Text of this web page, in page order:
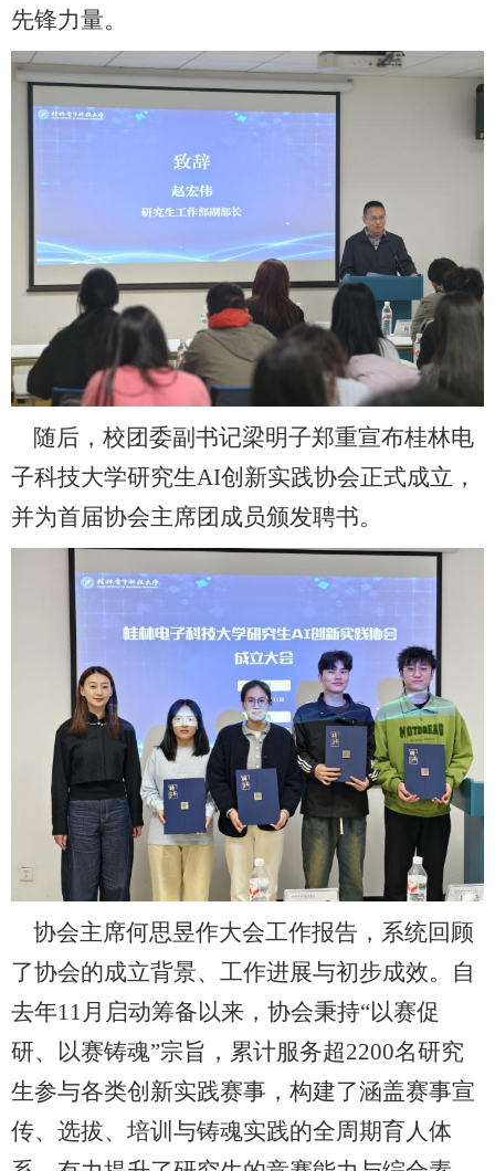
先锋力量。
随后，校团委副书记梁明子郑重宣布桂林电
子科技大学研究生AI创新实践协会正式成立 ，
并为首届协会主席团成员颁发聘书。
协会主席何思昱作大会工作报告，系统回顾
了协会的成立背景、工作进展与初步成效。自
去年11月启动筹备以来，协会秉持“以赛促
研、以赛铸魂”宗旨，累计服务超2200名研究
生参与各类创新实践赛事，构建了涵盖赛事宣
传、选拔、培训与铸魂实践的全周期育人体